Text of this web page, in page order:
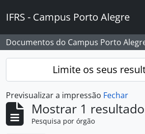
IFRS - Campus Porto Alegre
Documentos do Campus Porto
Limite os seus
Previsualizar a impressão Fechar
Mostrar 1
Pesquisa por órgão